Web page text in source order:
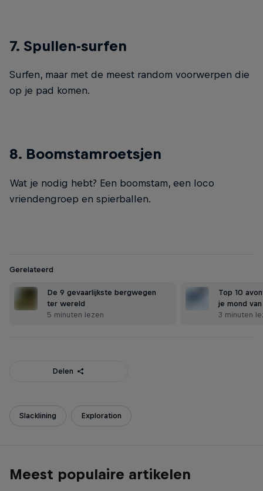
7. Spullen-surfen
Surfen, maar met de meest random voorwerpen die
op je pad komen.
8. Boomstamroetsjen
Wat je nodig hebt? Een boomstam, een loco
vriendengroep en spierballen.
Gerelateerd
De 9 gevaarlijkste bergwegen
ter wereld
5 minuten lezen
Top 10
je mond
3 minuten
Delen
Slacklining Exploration
Meest populaire artikelen